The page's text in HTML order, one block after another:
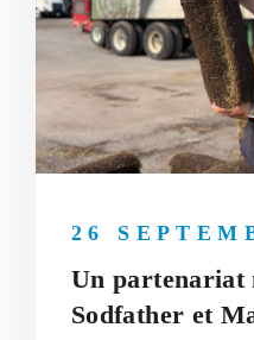
Un partenariat
Sodfather et
26